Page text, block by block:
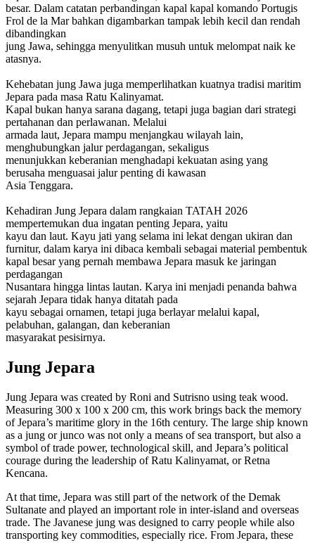
besar. Dalam catatan perbandingan kapal kapal komando Portugis
Frol de la Mar bahkan digambarkan tampak lebih kecil dan rendah
dibandingkan
jung Jawa, sehingga menyulitkan musuh untuk melompat naik ke
atasnya.
Kehebatan jung Jawa juga memperlihatkan kuatnya tradisi maritim
Jepara pada masa Ratu Kalinyamat.
Kapal bukan hanya sarana dagang, tetapi juga bagian dari strategi
pertahanan dan perlawanan. Melalui
armada laut, Jepara mampu menjangkau wilayah lain,
menghubungkan jalur perdagangan, sekaligus
menunjukkan keberanian menghadapi kekuatan asing yang
berusaha menguasai jalur penting di kawasan
Asia Tenggara.
Kehadiran Jung Jepara dalam rangkaian TATAH 2026
mempertemukan dua ingatan penting Jepara, yaitu
kayu dan laut. Kayu jati yang selama ini lekat dengan ukiran dan
furnitur, dalam karya ini dibaca kembali sebagai material pembentuk
kapal besar yang pernah membawa Jepara masuk ke jaringan
perdagangan
Nusantara hingga lintas lautan. Karya ini menjadi penanda bahwa
sejarah Jepara tidak hanya ditatah pada
kayu sebagai ornamen, tetapi juga berlayar melalui kapal,
pelabuhan, galangan, dan keberanian
masyarakat pesisirnya.
Jung Jepara
Jung Jepara was created by Roni and Sutrisno using teak wood.
Measuring 300 x 100 x 200 cm, this work brings back the memory
of Jepara’s maritime glory in the 16th century. The large ship known
as a jung or junco was not only a means of sea transport, but also a
symbol of trade power, technological skill, and Jepara’s political
courage during the leadership of Ratu Kalinyamat, or Retna
Kencana.
At that time, Jepara was still part of the network of the Demak
Sultanate and played an important role in inter-island and overseas
trade. The Javanese jung was designed to carry people while also
transporting key commodities, especially rice. From Jepara, these